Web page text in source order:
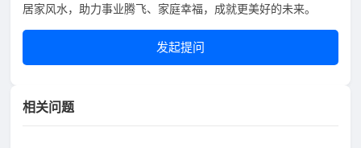
居家风水，助力事业腾飞、家庭幸福，成就更美好的未来。
发起提问
相关问题